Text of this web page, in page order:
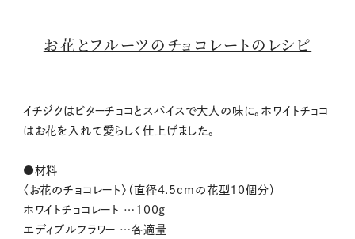
お花とフルーツのチョコレートのレシピ
イチジクはビターチョコとスパイスで大人の味に。ホワイトチョコ
はお花を入れて愛らしく仕上げました。
●材料
〈お花のチョコレート〉（直径4.5cmの花型10個分）
ホワイトチョコレート …100g
エディブルフラワー …各適量